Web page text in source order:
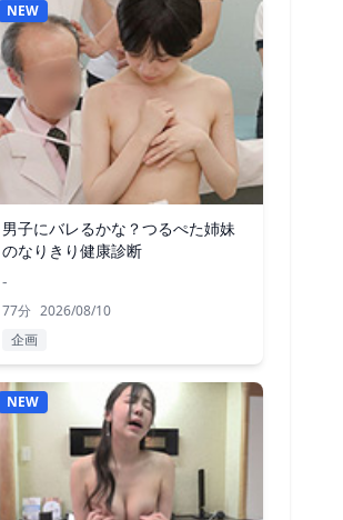
NEW
男子にバレるかな？つるぺた姉妹
のなりきり健康診断
-
77分 2026/08/10
企画
NEW